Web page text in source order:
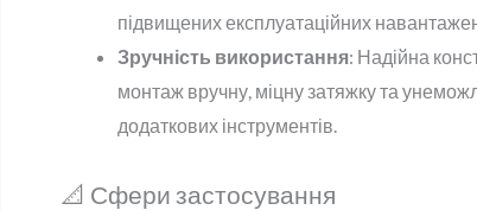
підвищених експлуатаційних
Зручність використання: Надійна
монтаж вручну, міцну затяжку та
додаткових інструментів.
📐 Сфери застосування